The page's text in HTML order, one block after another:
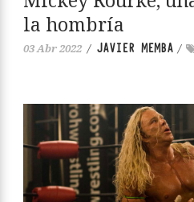
la hombría
03 Abr 2022 / JAVIER MEMBA /